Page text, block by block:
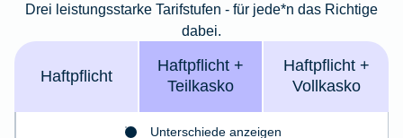
Drei leistungsstarke Tarifstufen - für jede*n das Richtige
dabei.
Haft­pflicht
Haft­pflicht +
Teil­kasko
Haft­­pflicht +
Voll­kasko
Unterschiede anzeigen